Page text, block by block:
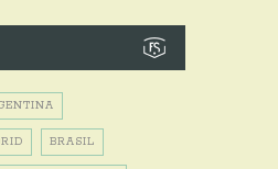
BRASIL